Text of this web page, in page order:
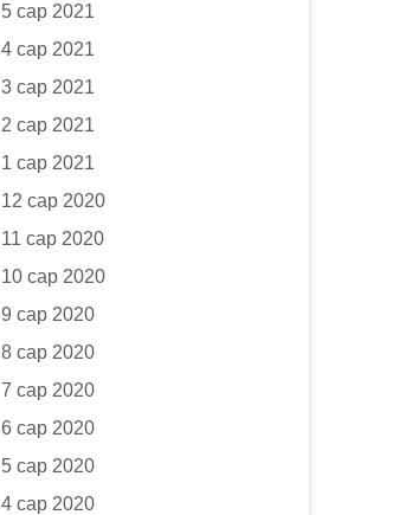
5 сар 2021
4 сар 2021
3 сар 2021
2 сар 2021
1 сар 2021
12 сар 2020
11 сар 2020
10 сар 2020
9 сар 2020
8 сар 2020
7 сар 2020
6 сар 2020
5 сар 2020
4 сар 2020